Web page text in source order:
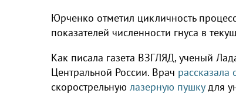
Юрченко отметил цикличность
показателей численности гнуса в
Как писала газета ВЗГЛЯД, ученый
Центральной России. Врач рассказала
скорострельную лазерную пушкудля